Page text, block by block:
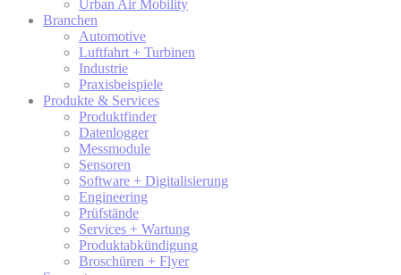
Urban Air Mobility
Branchen
Automotive
Luftfahrt + Turbinen
Industrie
Praxisbeispiele
Produkte & Services
Produktfinder
Datenlogger
Messmodule
Sensoren
Software + Digitalisierung
Engineering
Prüfstände
Services + Wartung
Produktabkündigung
Broschüren + Flyer